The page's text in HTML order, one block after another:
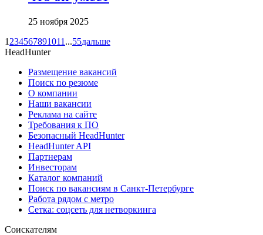
25 ноября 2025
1 234567891011 ...55дальше
HeadHunter
Размещение вакансий
Поиск по резюме
О компании
Наши вакансии
Реклама на сайте
Требования к ПО
Безопасный HeadHunter
HeadHunter API
Партнерам
Инвесторам
Каталог компаний
Поиск по вакансиям в Санкт-Петербурге
Работа рядом с метро
Сетка: соцсеть для нетворкинга
Соискателям